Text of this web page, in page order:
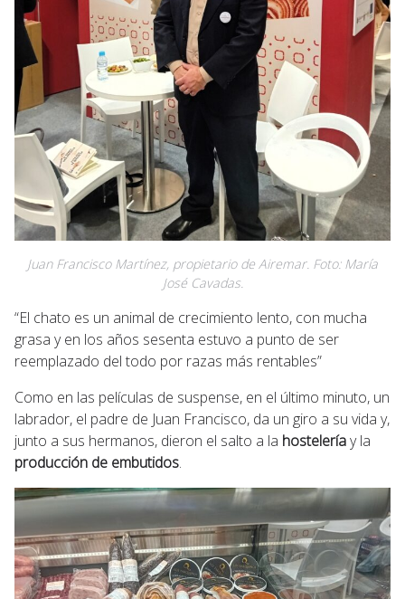
Juan Francisco Martínez, propietario de Airemar. Foto: María
José Cavadas.
“El chato es un animal de crecimiento lento, con mucha
grasa y en los años sesenta estuvo a punto de ser
reemplazado del todo por razas más rentables”
Como en las películas de suspense, en el último minuto, un
labrador, el padre de Juan Francisco, da un giro a su vida y,
junto a sus hermanos, dieron el salto a la hosteleríay la
producción de embutidos.